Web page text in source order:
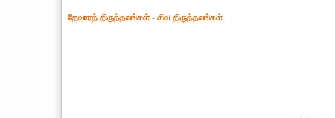
தேவாரத் திருத்தலங்கள் - சிவ திருத்தலங்கள்